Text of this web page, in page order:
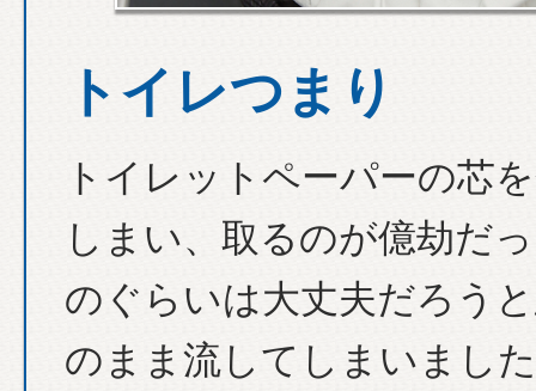
トイレつまり
トイレットペーパーの芯
しまい、取るのが億劫だ
のぐらいは大丈夫だろう
のまま流してしまいまし